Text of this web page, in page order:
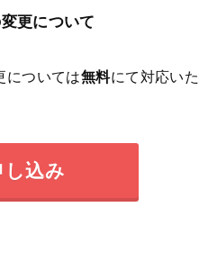
更について
については無料にて対応いた
し込み